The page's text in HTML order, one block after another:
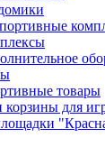
товары
корзины для